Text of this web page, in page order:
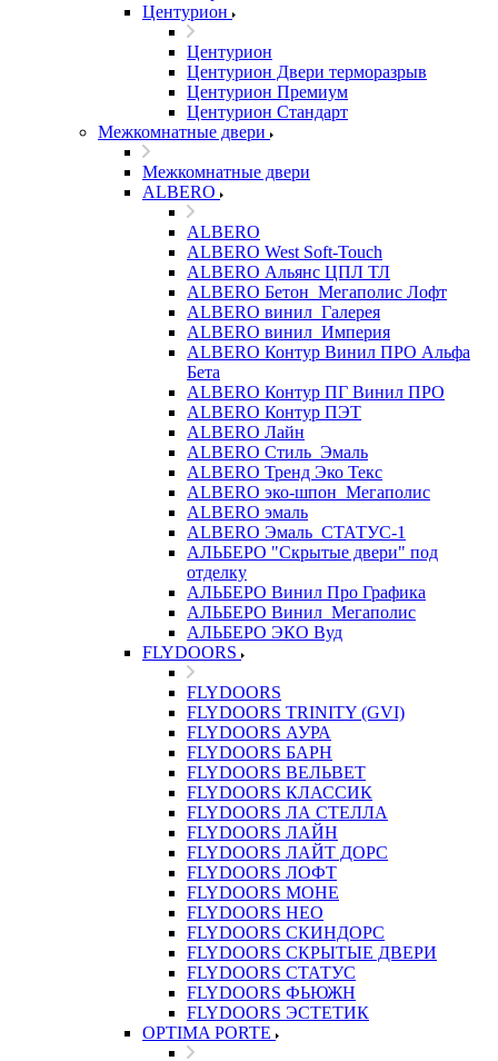
Центурион
Центурион
Центурион Двери терморазрыв
Центурион Премиум
Центурион Стандарт
Межкомнатные двери
Межкомнатные двери
ALBERO
ALBERO
ALBERO West Soft-Touch
ALBERO Альянс ЦПЛ ТЛ
ALBERO Бетон_Мегаполис Лофт
ALBERO винил_Галерея
ALBERO винил_Империя
ALBERO Контур Винил ПРО Альфа
Бета
ALBERO Контур ПГ Винил ПРО
ALBERO Контур ПЭТ
ALBERO Лайн
ALBERO Стиль_Эмаль
ALBERO Тренд Эко Текс
ALBERO эко-шпон_Мегаполис
ALBERO эмаль
ALBERO Эмаль_СТАТУС-1
АЛЬБЕРО "Скрытые двери" под
отделку
АЛЬБЕРО Винил Про Графика
АЛЬБЕРО Винил_Мегаполис
АЛЬБЕРО ЭКО Вуд
FLYDOORS
FLYDOORS
FLYDOORS TRINITY (GVI)
FLYDOORS АУРА
FLYDOORS БАРН
FLYDOORS ВЕЛЬВЕТ
FLYDOORS КЛАССИК
FLYDOORS ЛА СТЕЛЛА
FLYDOORS ЛАЙН
FLYDOORS ЛАЙТ ДОРС
FLYDOORS ЛОФТ
FLYDOORS МОНЕ
FLYDOORS НЕО
FLYDOORS СКИНДОРС
FLYDOORS СКРЫТЫЕ ДВЕРИ
FLYDOORS СТАТУС
FLYDOORS ФЬЮЖН
FLYDOORS ЭСТЕТИК
OPTIMA PORTE